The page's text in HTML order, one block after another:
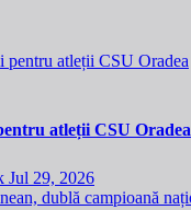
atleții CSU Oradea
Jul 29, 2026